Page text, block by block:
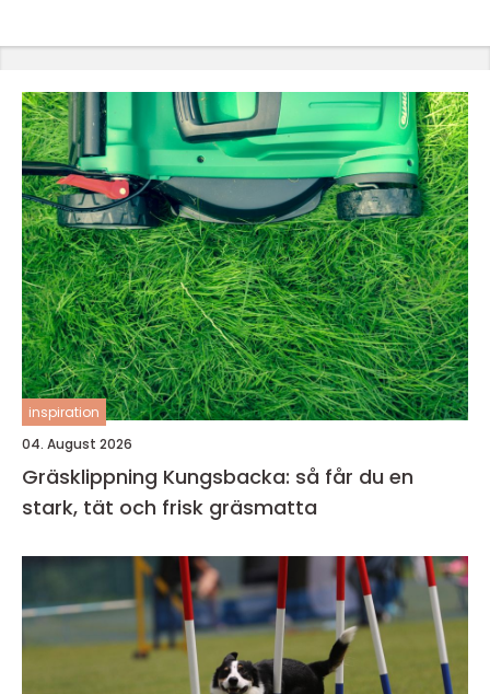
inspiration
04. August 2026
Gräsklippning Kungsbacka: så får du en
stark, tät och frisk gräsmatta